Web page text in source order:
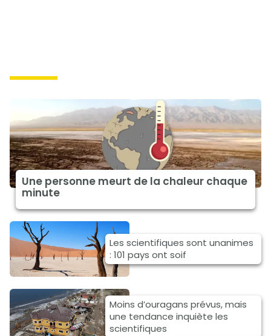
Une personne meurt de la chaleur chaque
minute
Les scientifiques sont unanimes
: 101 pays ont soif
Moins d’ouragans prévus, mais
une tendance inquiète les
scientifiques